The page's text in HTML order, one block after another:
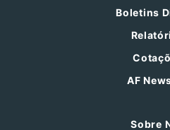
Boletins
AF
Sobre